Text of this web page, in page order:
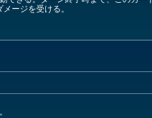
ージを受ける。